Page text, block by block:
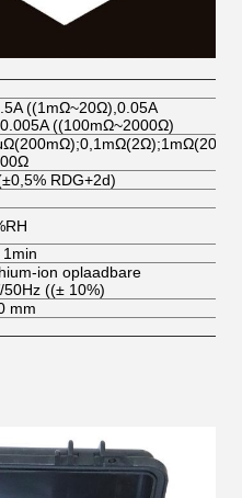
((1mΩ~20Ω),0.05A
((100mΩ~2000Ω)
RDG+2d)
ion oplaadbare
((± 10%)
mm